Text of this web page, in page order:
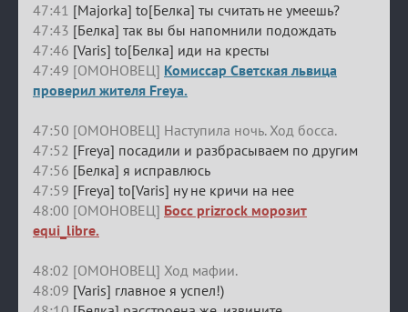
47:41 [Majorka] to[Белка] ты считать не умеешь?
47:43 [Белка] так вы бы напомнили подождать
47:46 [Varis] to[Белка] иди на кресты
47:49 [ОМОНОВЕЦ] Комиссар Светская львица
проверил жителя Freya.
47:50 [ОМОНОВЕЦ] Наступила ночь. Ход босса.
47:52 [Freya] посадили и разбрасываем по другим
47:56 [Белка] я исправлюсь
47:59 [Freya] to[Varis] ну не кричи на нее
48:00 [ОМОНОВЕЦ] Босс prizrock морозит
equi_libre.
48:02 [ОМОНОВЕЦ] Ход мафии.
48:09 [Varis] главное я успел!)